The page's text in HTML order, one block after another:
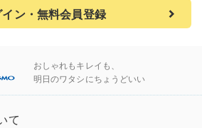
イン・無料会員登録
おしゃれもキレイも、
明日のワタシにちょうどいい
て